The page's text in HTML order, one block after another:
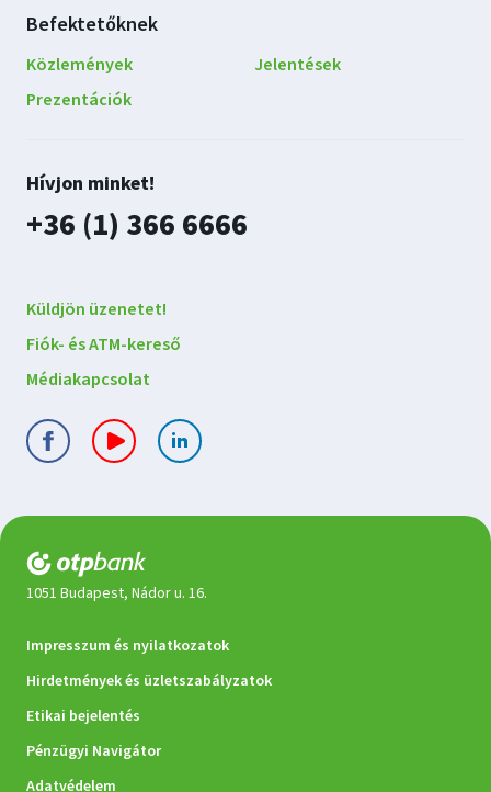
Befektetőknek
Közlemények
Jelentések
Prezentációk
Lépjen
kapcsolatba
velünk
Hívjon minket!
plusz
+36 (1) 366 6666
Küldjön üzenetet!
Fiók- és ATM-kereső
Médiakapcsolat
1051 Budapest, Nádor u. 16.
Jogi
dokumentumok
Impresszum és nyilatkozatok
Hirdetmények és üzletszabályzatok
Etikai bejelentés
Pénzügyi Navigátor
Adatvédelem